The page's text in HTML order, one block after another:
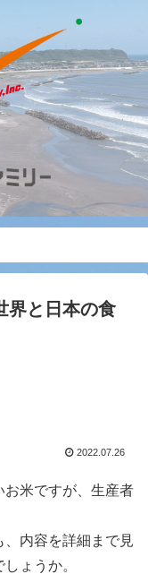
界と日本の食
2022.07.26
お米ですが、生産者
内容を詳細まで見
ょうか。